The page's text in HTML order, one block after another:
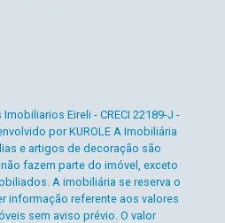
Eireli - CRECI 22189-J -
por KUROLE A Imobiliária
e artigos de decoração são
fazem parte do imóvel, exceto
A imobiliária se reserva o
informação referente aos valores
sem aviso prévio. O valor